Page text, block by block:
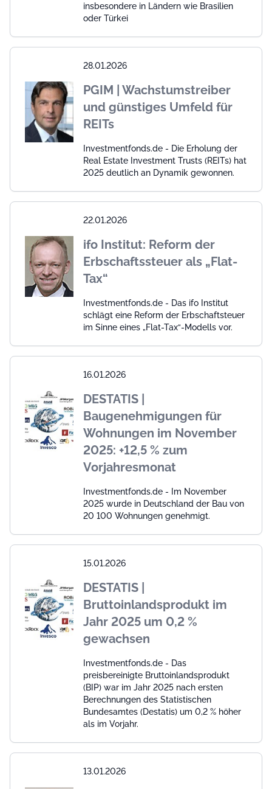
insbesondere in Ländern wie Brasilien
oder Türkei
28.01.2026
PGIM | Wachstumstreiber
und günstiges Umfeld für
REITs
Investmentfonds.de - Die Erholung der
Real Estate Investment Trusts (REITs) hat
2025 deutlich an Dynamik gewonnen.
22.01.2026
ifo Institut: Reform der
Erbschaftssteuer als „Flat-
Tax“
Investmentfonds.de - Das ifo Institut
schlägt eine Reform der Erbschaftsteuer
im Sinne eines „Flat-Tax“-Modells vor.
16.01.2026
DESTATIS |
Baugenehmigungen für
Wohnungen im November
2025: +12,5 % zum
Vorjahresmonat
Investmentfonds.de - Im November
2025 wurde in Deutschland der Bau von
20 100 Wohnungen genehmigt.
15.01.2026
DESTATIS |
Bruttoinlandsprodukt im
Jahr 2025 um 0,2 %
gewachsen
Investmentfonds.de - Das
preisbereinigte Bruttoinlandsprodukt
(BIP) war im Jahr 2025 nach ersten
Berechnungen des Statistischen
Bundesamtes (Destatis) um 0,2 % höher
als im Vorjahr.
13.01.2026